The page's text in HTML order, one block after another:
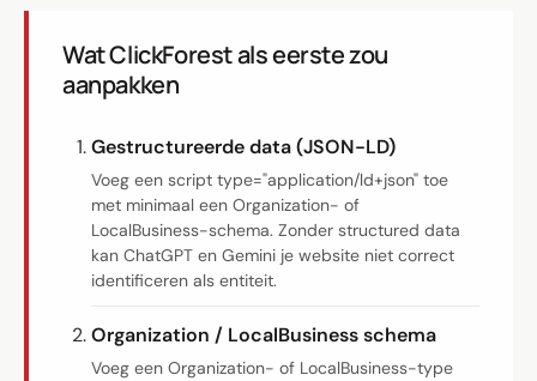
Opleiding
Website ontwikkeling
Razendsnel met Astro
Audits
Website
GEO
Wat ClickForest als eerste zou
aanpakken
Gestructureerde data (JSON-LD)
Voeg een script type="application/ld+json" toe
met minimaal een Organization- of
LocalBusiness-schema. Zonder structured data
kan ChatGPT en Gemini je website niet correct
identificeren als entiteit.
Organization / LocalBusiness schema
Voeg een Organization- of LocalBusiness-type